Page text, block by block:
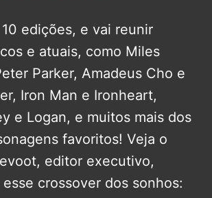
edições, e vai reunir
e atuais, como Miles
Parker, Amadeus Cho e
Iron Man e Ironheart,
e Logan, e muitos mais dos
favoritos! Veja o
editor executivo,
crossover dos sonhos: